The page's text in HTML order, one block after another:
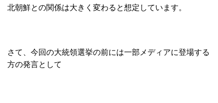
北朝鮮との関係は大きく変わると想定しています。
さて、今回の大統領選挙の前には一部メディアに登場する
方の発言として